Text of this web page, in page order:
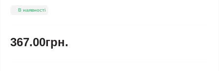
В наявності
367.00грн.